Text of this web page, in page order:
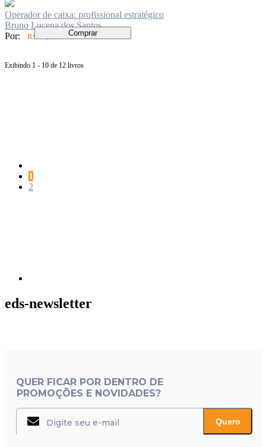
Operador de caixa: profissional estratégico
Bruno Lucena dos Santos
Por:
R$ 74,00 Comprar
Exibindo 1 - 10 de 12 livros
Página
1
Página
2
eds-newsletter
QUER FICAR POR DENTRO DE
PROMOÇÕES E NOVIDADES?
Quero